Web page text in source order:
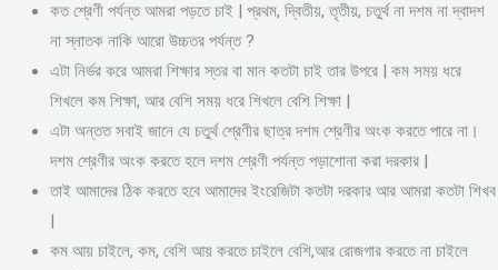
কত শ্রেণী পর্যন্ত আমরা পড়তে চাই | প্রথম, দ্বিতীয়, তৃতীয়, চতুর্থ না দশম না দ্বাদশ
না স্নাতক নাকি আরো উচ্চতর পর্যন্ত ?
এটা নির্ভর করে আমরা শিক্ষার স্তর বা মান কতটা চাই তার উপরে | কম সময় ধরে
শিখলে কম শিক্ষা, আর বেশি সময় ধরে শিখলে বেশি শিক্ষা |
এটা অন্তত সবাই জানে যে চতুর্থ শ্রেণীর ছাত্র দশম শ্রেণীর অংক করতে পারে না।
দশম শ্রেণীর অংক করতে হলে দশম শ্রেণী পর্যন্ত পড়াশোনা করা দরকার |
তাই আমাদের ঠিক করতে হবে আমাদের ইংরেজিটা কতটা দরকার আর আমরা কতটা শিখব
|
কম আয় চাইলে, কম, বেশি আয় করতে চাইলে বেশি,আর রোজগার করতে না চাইলে